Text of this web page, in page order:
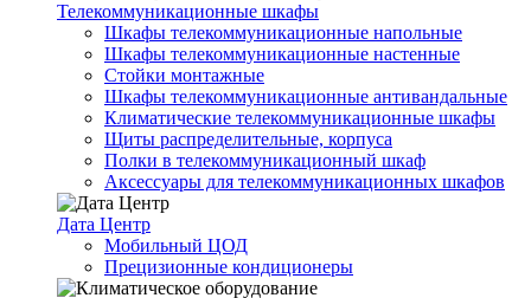
Телекоммуникационные шкафы
Шкафы телекоммуникационные напольные
Шкафы телекоммуникационные настенные
Стойки монтажные
Шкафы телекоммуникационные антивандальные
Климатические телекоммуникационные шкафы
Щиты распределительные, корпуса
Полки в телекоммуникационный шкаф
Аксессуары для телекоммуникационных шкафов
Дата Центр
Мобильный ЦОД
Прецизионные кондиционеры